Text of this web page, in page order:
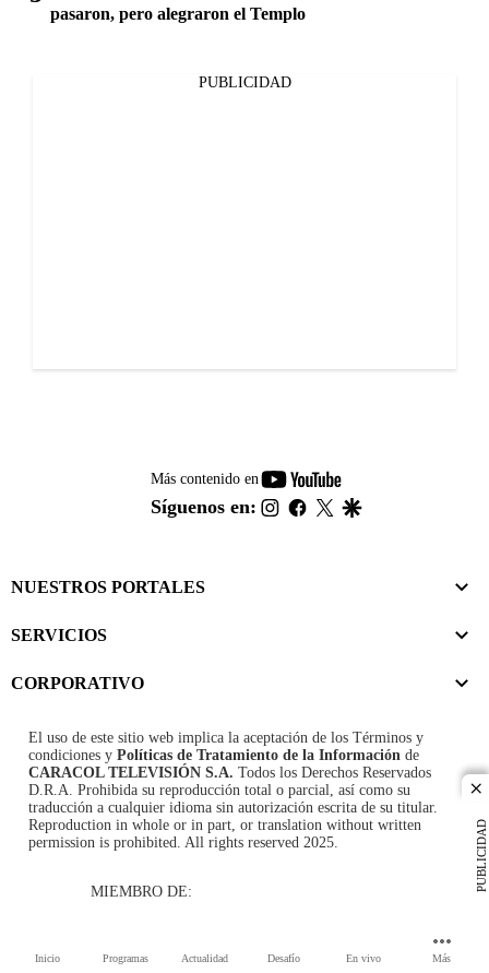
Inicio Programas Actualidad Desafío En vivo Más
PUBLICIDAD
pasaron, pero alegraron el Templo
PUBLICIDAD
Más contenido en
youtube-
footer
Síguenos en: instagram
facebook
twitter
NUESTROS PORTALES
SERVICIOS
CORPORATIVO
El uso de este sitio web implica la aceptación de los Términos y
condiciones y Políticas de Tratamiento de la Información de
CARACOL TELEVISIÓN S.A. Todos los Derechos Reservados
D.R.A. Prohibida su reproducción total o parcial, así como su
traducción a cualquier idioma sin autorización escrita de su titular.
Reproduction in whole or in part, or translation without written
permission is prohibited. All rights reserved 2025.
MIEMBRO DE: